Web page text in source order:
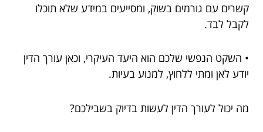
קשרים עם גורמים בשוק, ומסייעים במידע שלא תוכלו
לקבל לבד.
• השקט הנפשי שלכם הוא היעד העיקרי, וכאן עורך הדין
יודע לאן ומתי ללחוץ, למנוע בעיות.
מה יכול לעורך הדין לעשות בדיוק בשבילכם?